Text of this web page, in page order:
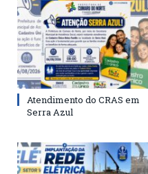
Atendimento do CRAS em
Serra Azul